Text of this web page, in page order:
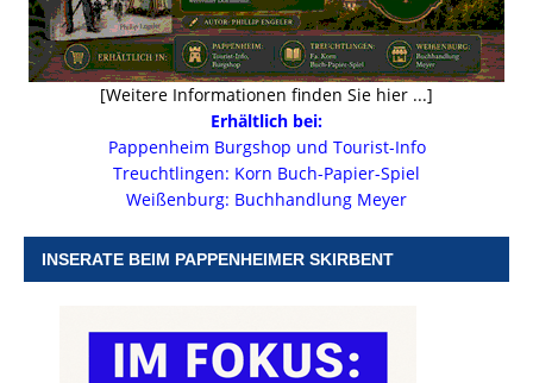
[Weitere Informationen finden Sie hier ...]
Erhältlich bei:
Pappenheim Burgshop und Tourist-Info
Treuchtlingen: Korn Buch-Papier-Spiel
Weißenburg: Buchhandlung Meyer
INSERATE BEIM PAPPENHEIMER SKIRBENT